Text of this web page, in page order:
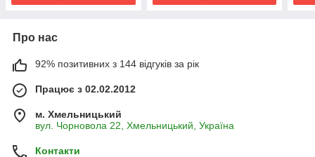
Про нас
92% позитивних з 144 відгуків за рік
Працює з 02.02.2012
м. Хмельницький
вул. Чорновола 22, Хмельницький, Україна
Контакти